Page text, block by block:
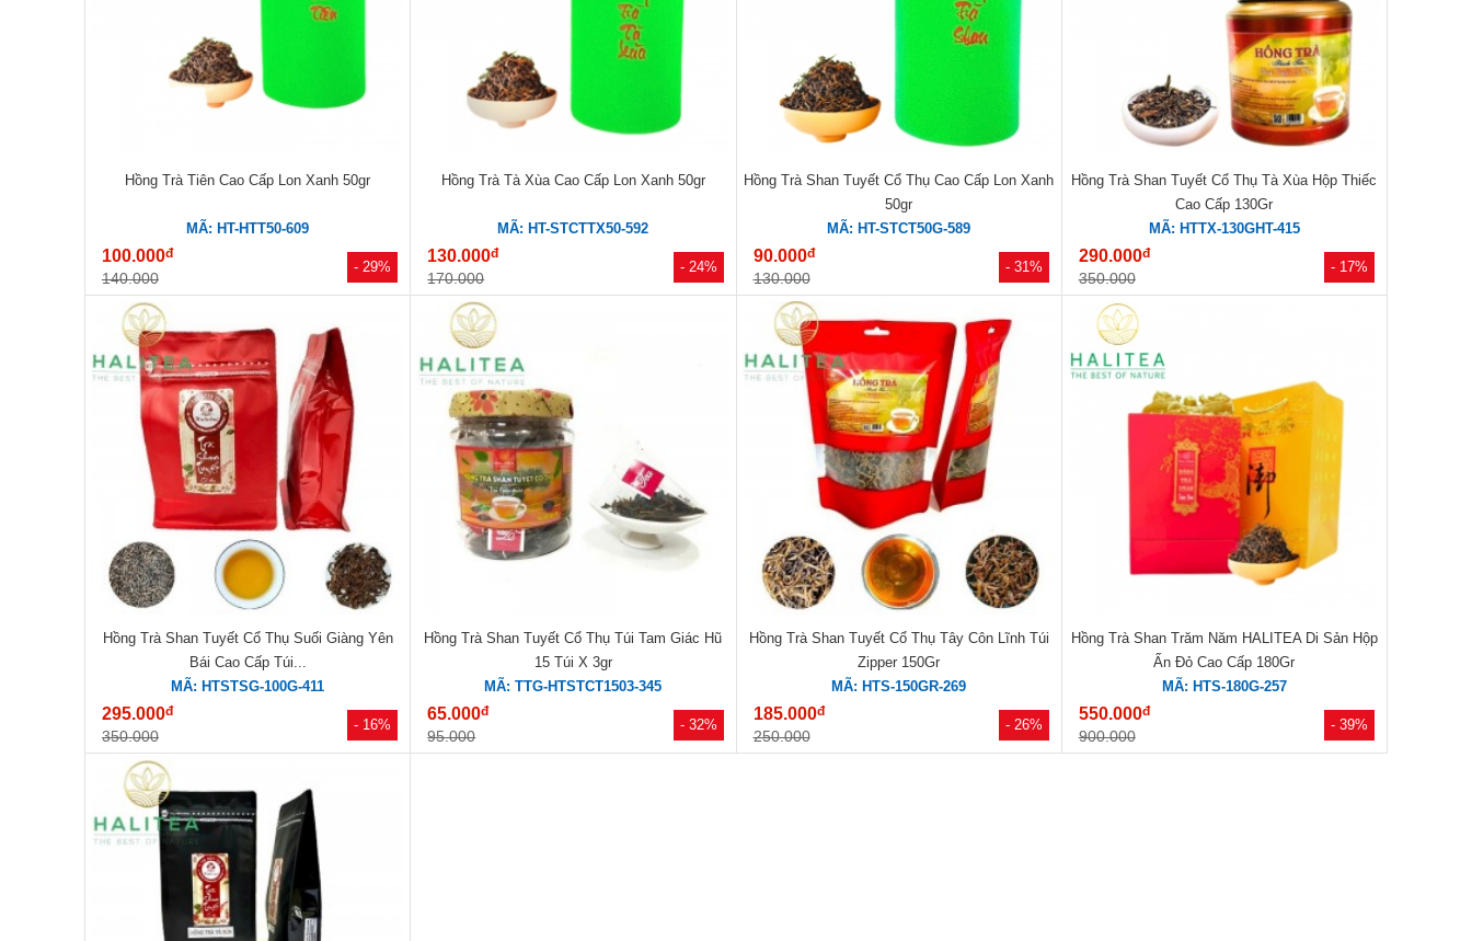
- 29%
Hồng Trà Tiên Cao Cấp Lon Xanh 50gr
MÃ: HT-HTT50-609
100.000đ
140.000
- 24%
Hồng Trà Tà Xùa Cao Cấp Lon Xanh 50gr
MÃ: HT-STCTTX50-592
130.000đ
170.000
- 31%
Hồng Trà Shan Tuyết Cổ Thụ Cao Cấp Lon Xanh
50gr
MÃ: HT-STCT50G-589
90.000đ
130.000
- 17%
Hồng Trà Shan Tuyết Cổ Thụ Tà Xùa Hộp Thiếc
Cao Cấp 130Gr
MÃ: HTTX-130GHT-415
290.000đ
350.000
- 16%
Hồng Trà Shan Tuyết Cổ Thụ Suối Giàng Yên
Bái Cao Cấp Túi...
MÃ: HTSTSG-100G-411
295.000đ
350.000
- 32%
Hồng Trà Shan Tuyết Cổ Thụ Túi Tam Giác Hũ
15 Túi X 3gr
MÃ: TTG-HTSTCT1503-345
65.000đ
95.000
- 26%
Hồng Trà Shan Tuyết Cổ Thụ Tây Côn Lĩnh Túi
Zipper 150Gr
MÃ: HTS-150GR-269
185.000đ
250.000
- 39%
Hồng Trà Shan Trăm Năm HALITEA Di Sản Hộp
Ấn Đỏ Cao Cấp 180Gr
MÃ: HTS-180G-257
550.000đ
900.000